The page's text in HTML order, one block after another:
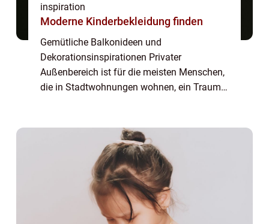
inspiration
Moderne Kinderbekleidung finden
Gemütliche Balkonideen und
Dekorationsinspirationen Privater
Außenbereich ist für die meisten Menschen,
die in Stadtwohnungen wohnen, ein Traum